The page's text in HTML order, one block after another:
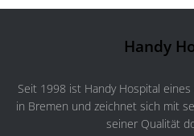
Handy
Seit 1998 ist Handy Hospital
in Bremen und zeichnet sich mit
seiner Qualität